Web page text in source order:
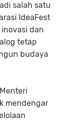
salah satu
IdeaFest
dan
tetap
budaya
mendengar